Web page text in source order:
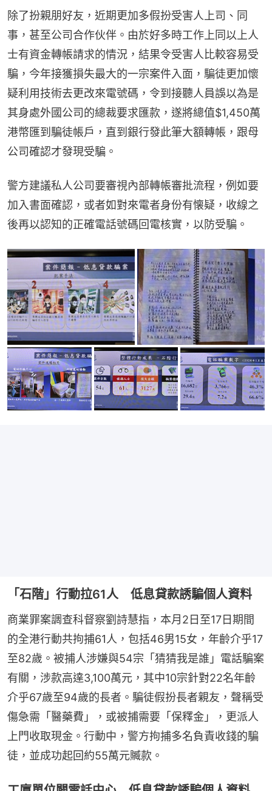
除了扮親朋好友，近期更加多假扮受害人上司、同
事，甚至公司合作伙伴。由於好多時工作上同以上人
士有資金轉帳請求的情況，結果令受害人比較容易受
騙，今年接獲損失最大的一宗案件入面，騙徒更加懷
疑利用技術去更改來電號碼，令到接聽人員誤以為是
其身處外國公司的總裁要求匯款，遂將總值$1,450萬
港幣匯到騙徒帳戶，直到銀行發此筆大額轉帳，跟母
公司確認才發現受騙。
警方建議私人公司要審視內部轉帳審批流程，例如要
加入書面確認，或者如對來電者身份有懐疑，收線之
後再以認知的正確電話號碼回電核實，以防受騙。
「石階」行動拉61人 低息貸款誘騙個人資料
商業罪案調查科督察劉詩慧指，本月2日至17日期間
的全港行動共拘捕61人，包括46男15女，年齡介乎17
至82歲。被捕人涉嫌與54宗「猜猜我是誰」電話騙案
有關，涉款高達3,100萬元，其中10宗針對22名年齡
介乎67歲至94歲的長者。騙徒假扮長者親友，聲稱受
傷急需「醫藥費」，或被捕需要「保釋金」，更派人
上門收取現金。行動中，警方拘捕多名負責收錢的騙
徒，並成功起回約55萬元贓款。